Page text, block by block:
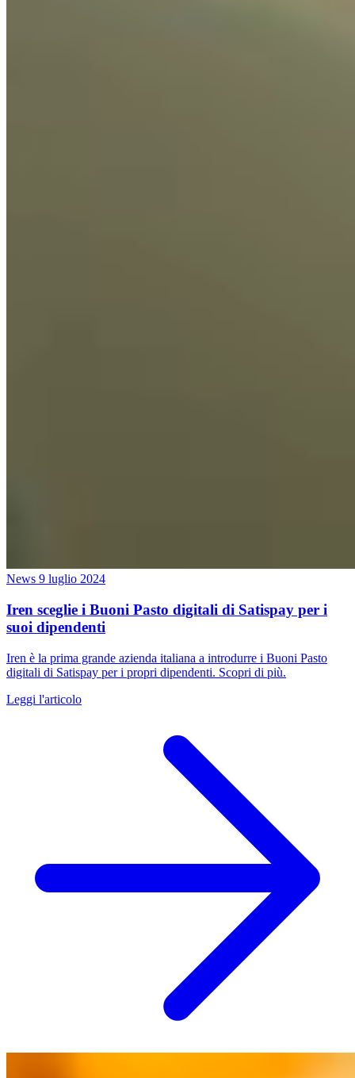
News 9 luglio 2024
Iren sceglie i Buoni Pasto digitali di Satispay per i
suoi dipendenti
Iren è la prima grande azienda italiana a introdurre i Buoni Pasto
digitali di Satispay per i propri dipendenti. Scopri di più.
Leggi l'articolo